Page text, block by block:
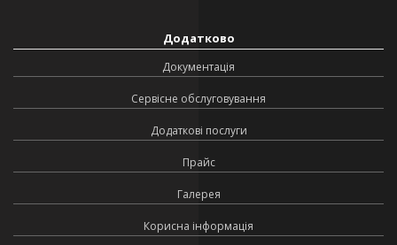
Додатково
Документація
Сервісне обслуговування
Додаткові послуги
Прайс
Галерея
Корисна інформація